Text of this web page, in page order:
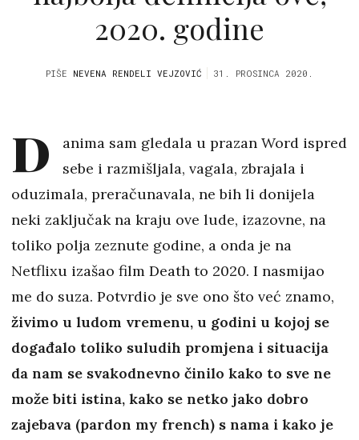
2020. godine
PIŠE NEVENA RENDELI VEJZOVIĆ 31. PROSINCA 2020.
D
anima sam gledala u prazan Word ispred
sebe i razmišljala, vagala, zbrajala i
oduzimala, preračunavala, ne bih li donijela
neki zaključak na kraju ove lude, izazovne, na
toliko polja zeznute godine, a onda je na
Netflixu izašao film Death to 2020. I nasmijao
me do suza. Potvrdio je sve ono što već znamo,
živimo u ludom vremenu, u godini u kojoj se
događalo toliko suludih promjena i situacija
da nam se svakodnevno činilo kako to sve ne
može biti istina, kako se netko jako dobro
zajebava (pardon my french) s nama i kako je